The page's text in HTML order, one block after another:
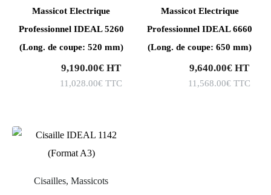
Massicot Electrique
Professionnel IDEAL 5260
(Long. de coupe: 520 mm)
9,190.00€HT
11,028.00€TTC
Massicot Electrique
Professionnel IDEAL 6660
(Long. de coupe: 650 mm)
9,640.00€HT
11,568.00€TTC
Cisailles, Massicots